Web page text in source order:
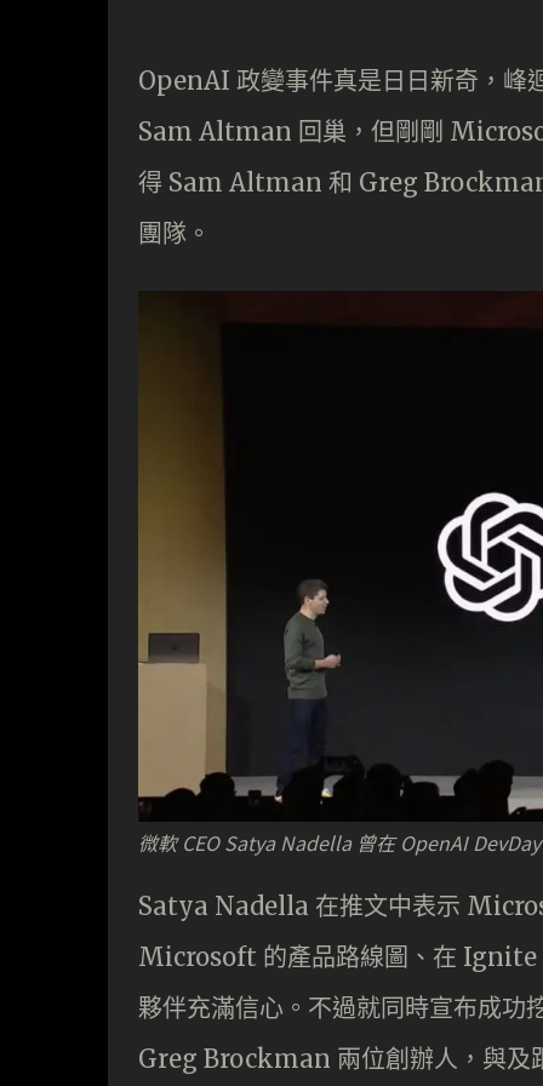
OpenAI 政變事件真是日日新奇，峰
Sam Altman 回巢，但剛剛
得 Sam Altman 和 Greg
團隊。
微軟 CEO Satya Nadella 曾在 OpenAI
Satya Nadella 在推文中表示
Microsoft 的產品路線圖、在 Ignite
夥伴充滿信心。不過就同時宣布成
Greg Brockman 兩位創辦人，與及